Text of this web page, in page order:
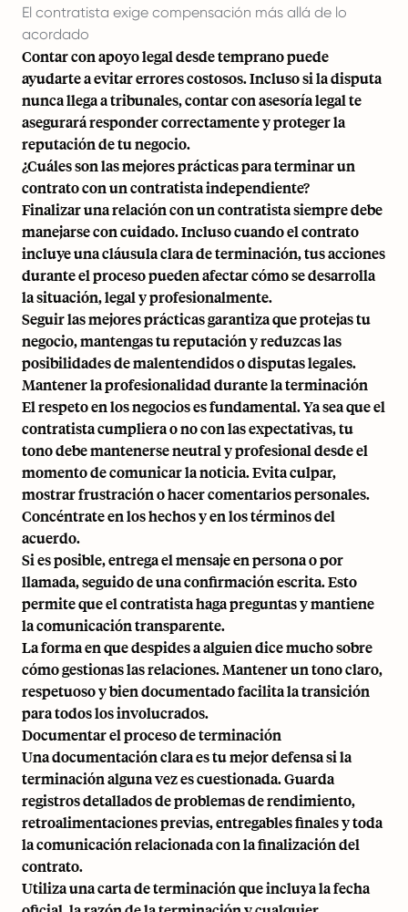
El contratista exige compensación más allá de lo
acordado
Contar con apoyo legal desde temprano puede
ayudarte a evitar errores costosos. Incluso si la disputa
nunca llega a tribunales, contar con asesoría legal te
asegurará responder correctamente y proteger la
reputación de tu negocio.
¿Cuáles son las mejores prácticas para terminar un
contrato con un contratista independiente?
Finalizar una relación con un contratista siempre debe
manejarse con cuidado. Incluso cuando el contrato
incluye una cláusula clara de terminación, tus acciones
durante el proceso pueden afectar cómo se desarrolla
la situación, legal y profesionalmente.
Seguir las mejores prácticas garantiza que protejas tu
negocio, mantengas tu reputación y reduzcas las
posibilidades de malentendidos o disputas legales.
Mantener la profesionalidad durante la terminación
El respeto en los negocios es fundamental. Ya sea que el
contratista cumpliera o no con las expectativas, tu
tono debe mantenerse neutral y profesional desde el
momento de comunicar la noticia. Evita culpar,
mostrar frustración o hacer comentarios personales.
Concéntrate en los hechos y en los términos del
acuerdo.
Si es posible, entrega el mensaje en persona o por
llamada, seguido de una confirmación escrita. Esto
permite que el contratista haga preguntas y mantiene
la comunicación transparente.
La forma en que despides a alguien dice mucho sobre
cómo gestionas las relaciones. Mantener un tono claro,
respetuoso y bien documentado facilita la transición
para todos los involucrados.
Documentar el proceso de terminación
Una documentación clara es tu mejor defensa si la
terminación alguna vez es cuestionada. Guarda
registros detallados de problemas de rendimiento,
retroalimentaciones previas, entregables finales y toda
la comunicación relacionada con la finalización del
contrato.
Utiliza una carta de terminación que incluya la fecha